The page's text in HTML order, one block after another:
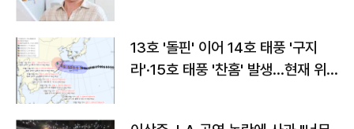
13호 '돌핀' 이어 14호 태풍 '구지
라'·15호 태풍 '찬홈' 발생…현재 위